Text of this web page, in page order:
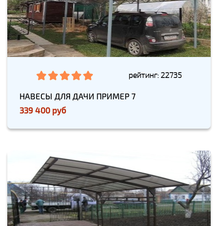
рейтинг: 22735
НАВЕСЫ ДЛЯ ДАЧИ ПРИМЕР 7
339 400 руб